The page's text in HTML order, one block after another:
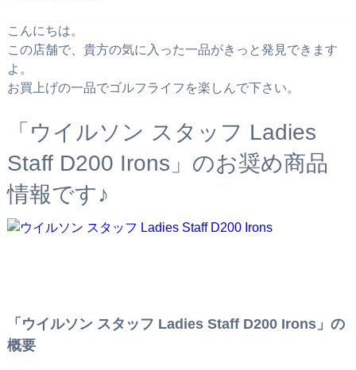
こんにちは。
この店舗で、貴方の気に入った一品がきっと発見できます
よ。
お買上げの一品でゴルフライフを楽しんで下さい。
「ウイルソン スタッフ Ladies
Staff D200 Irons」のお奨め商品
情報です♪
「ウイルソン スタッフ Ladies Staff D200 Irons」の
概要